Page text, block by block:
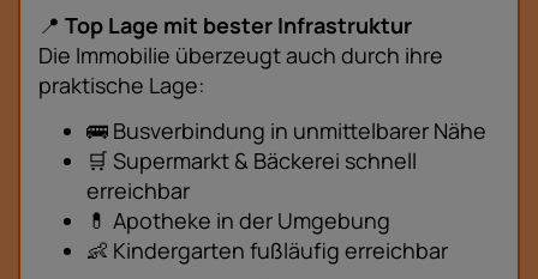
📍 Top Lage mit bester Infrastruktur
Die Immobilie überzeugt auch durch ihre
praktische Lage:
🚌 Busverbindung in unmittelbarer Nähe
🛒 Supermarkt & Bäckerei schnell
erreichbar
💊 Apotheke in der Umgebung
👶 Kindergarten fußläufig erreichbar